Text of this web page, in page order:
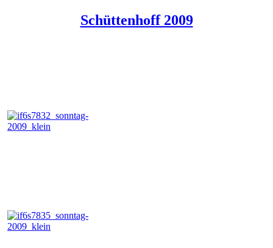
Schüttenhoff 2009